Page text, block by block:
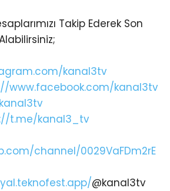
Takip Ederek Son
kanal3tv
www.facebook.com/kanal3tv
t.me/kanal3_tv
channel/0029VaFDm2rE
@kanal3tv